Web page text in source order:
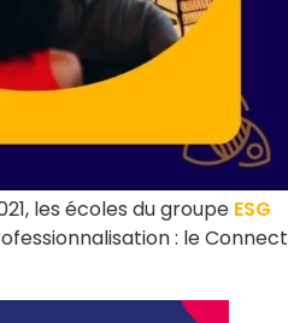
les écoles du groupe ESG
: le Connect